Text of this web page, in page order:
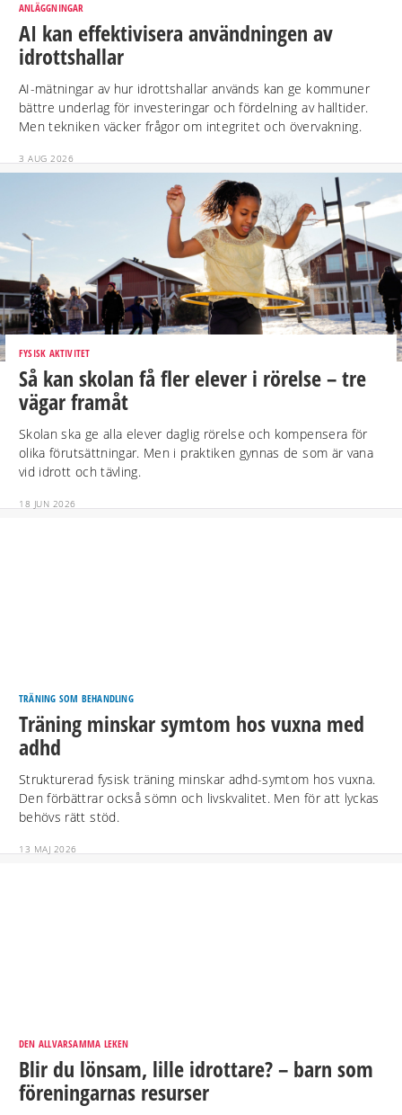
ANLÄGGNINGAR
AI kan effektivisera användningen av
idrottshallar
AI-mätningar av hur idrottshallar används kan ge kommuner
bättre underlag för investeringar och fördelning av halltider.
Men tekniken väcker frågor om integritet och övervakning.
3 AUG 2026
FYSISK AKTIVITET
Så kan skolan få fler elever i rörelse – tre
vägar framåt
Skolan ska ge alla elever daglig rörelse och kompensera för
olika förutsättningar. Men i praktiken gynnas de som är vana
vid idrott och tävling.
18 JUN 2026
TRÄNING SOM BEHANDLING
Träning minskar symtom hos vuxna med
adhd
Strukturerad fysisk träning minskar adhd-symtom hos vuxna.
Den förbättrar också sömn och livskvalitet. Men för att lyckas
behövs rätt stöd.
13 MAJ 2026
DEN ALLVARSAMMA LEKEN
Blir du lönsam, lille idrottare? – barn som
föreningarnas resurser